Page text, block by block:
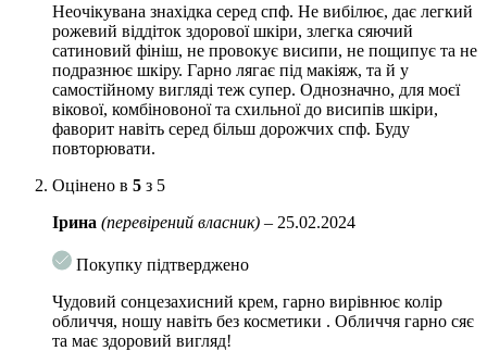
• Підходить як основа під макіяж
Рекомендації щодо використання:Візьміть потрібну кількість в
руки, а потім рівномірно нанесіть на шкіру.тЩоб зберегти ефект,
наносите кожні 2-3 години повторно. Також повторно наносьте після
водних процедур.
Неочікувана знахідка серед спф. Не вибілює, дає легкий
рожевий віддіток здорової шкіри, злегка сяючий
сатиновий фініш, не провокує висипи, не пощипує та не
подразнює шкіру. Гарно лягає під макіяж, та й у
самостійному вигляді теж супер. Однозначно, для моєї
вікової, комбіновоної та схильної до висипів шкіри,
фаворит навіть серед більш дорожчих спф. Буду
повторювати.
Оцінено в 5 з 5
Ірина (перевірений власник) – 25.02.2024
Покупку підтверджено
Чудовий сонцезахисний крем, гарно вирівнює колір
обличчя, ношу навіть без косметики . Обличчя гарно сяє
та має здоровий вигляд!